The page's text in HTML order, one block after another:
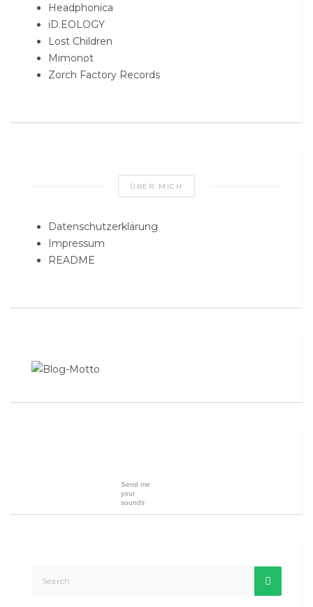
Headphonica
iD.EOLOGY
Lost Children
Mimonot
Zorch Factory Records
ÜBER MICH
Datenschutzerklärung
Impressum
README
Send me
your
sounds